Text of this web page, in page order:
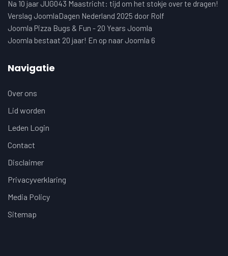
Na 10 jaar JUG043 Maastricht: tijd om het stokje over te dragen!
Verslag JoomlaDagen Nederland 2025 door Rolf
Joomla Pizza Bugs & Fun - 20 Years Joomla
Joomla bestaat 20 jaar! En op naar Joomla 6
Navigatie
Over ons
Lid worden
Leden Login
Contact
Disclaimer
Privacyverklaring
Media Policy
Sitemap